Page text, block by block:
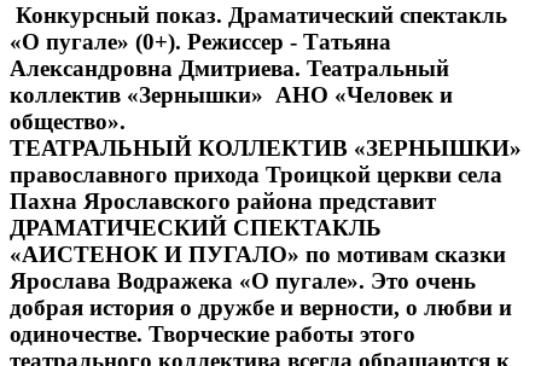
Конкурсный показ. Драматический спектакль
«О пугале» (0+). Режиссер - Татьяна
Александровна Дмитриева. Театральный
коллектив «Зернышки» АНО «Человек и
общество».
ТЕАТРАЛЬНЫЙ КОЛЛЕКТИВ «ЗЕРНЫШКИ»
православного прихода Троицкой церкви села
Пахна Ярославского района представит
ДРАМАТИЧЕСКИЙ СПЕКТАКЛЬ
«АИСТЕНОК И ПУГАЛО» по мотивам сказки
Ярослава Водражека «О пугале». Это очень
добрая история о дружбе и верности, о любви и
одиночестве. Творческие работы этого
театрального коллектива всегда обращаются к